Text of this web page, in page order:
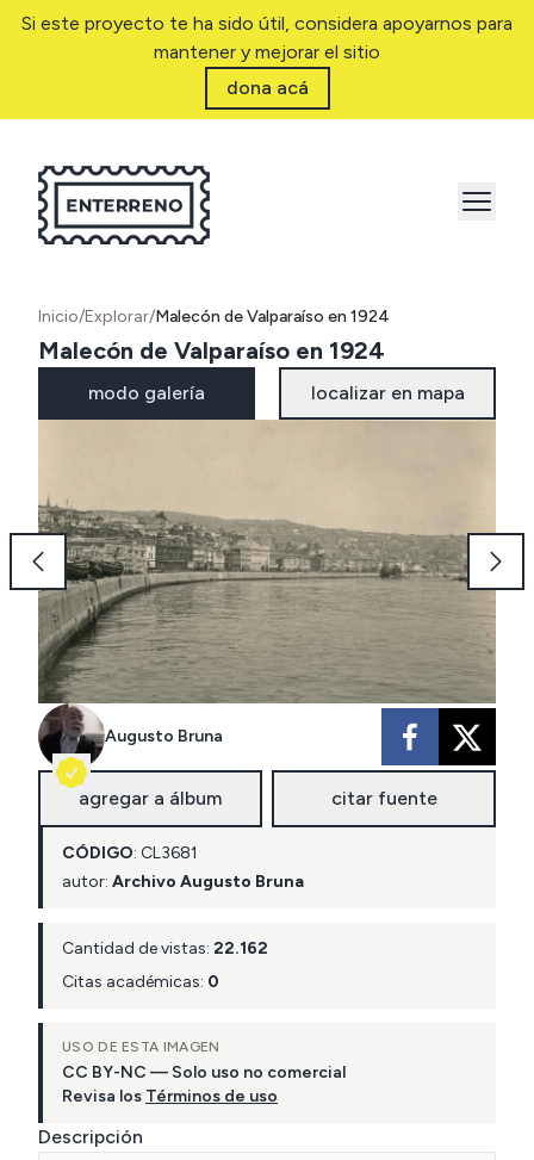
Si este proyecto te ha sido útil, considera apoyarnos para
mantener y mejorar el sitio
dona acá
Inicio/Explorar/Malecón de Valparaíso en 1924
Malecón de Valparaíso en 1924
modo galería localizar en mapa
Augusto Bruna
agregar a álbum citar fuente
CÓDIGO: CL3681
autor: Archivo Augusto Bruna
Cantidad de vistas: 22.162
Citas académicas: 0
USO DE ESTA IMAGEN
CC BY-NC — Solo uso no comercial
Revisa los Términos de uso
Descripción